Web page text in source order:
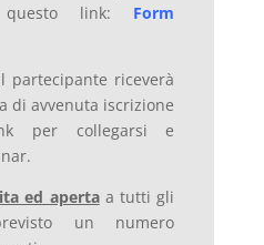
questo link: Form
partecipante riceverà
di avvenuta iscrizione
per collegarsi e
ed apertaa tutti gli
un numero